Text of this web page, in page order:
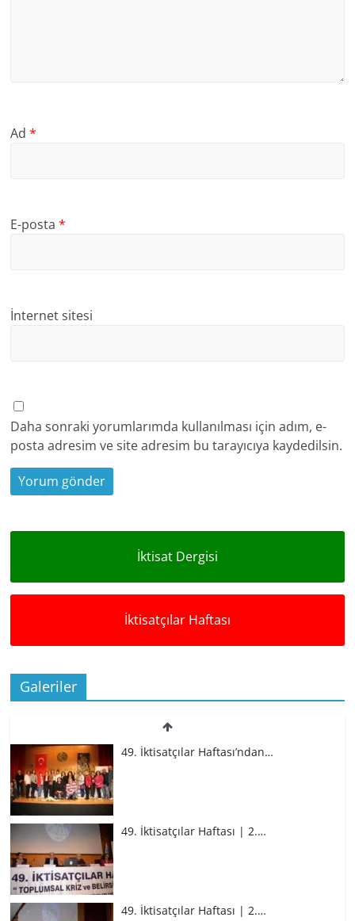
Ad*
E-posta*
İnternet sitesi
Daha sonraki yorumlarımda kullanılması için adım, e-
posta adresim ve site adresim bu tarayıcıya kaydedilsin.
İktisat Dergisi
İktisatçılar Haftası
Galeriler
49. İktisatçılar Haftası’ndan…
49. İktisatçılar Haftası | 2.…
49. İktisatçılar Haftası | 2.…